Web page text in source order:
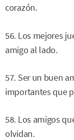
corazón.
56. Los mejores
amigo al lado.
57. Ser un buen
importantes que
58. Los amigos
olvidan.